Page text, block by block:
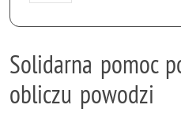
Solidarna pomoc
obliczu powodzi